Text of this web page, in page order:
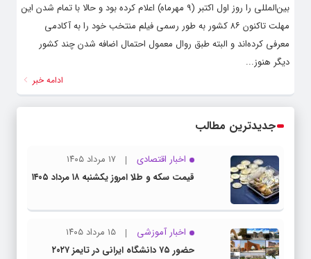
بین‌المللی را روز اول اکتبر (۹ مهرماه) اعلام کرده بود و حالا با تمام شدن این
مهلت تاکنون ۸۶ کشور به طور رسمی فیلم منتخب خود را به آکادمی
معرفی کرده‌اند و البته طبق روال معمول احتمال اضافه شدن چند کشور
دیگر هنوز...
ادامه خبر
جدیدترین مطالب
اخبار اقتصادی
۱۷ مرداد ۱۴۰۵
قیمت سکه و طلا امروز یکشنبه ۱۸ مرداد ۱۴۰۵
اخبار آموزشی
۱۵ مرداد ۱۴۰۵
حضور ۷۵ دانشگاه ایرانی در تایمز ۲۰۲۷